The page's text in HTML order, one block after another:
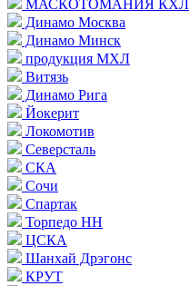
МАСКОТОМАНИЯ КХЛ
Динамо Москва
Динамо Минск
продукция МХЛ
Витязь
Динамо Рига
Йокерит
Локомотив
Северсталь
СКА
Сочи
Спартак
Торпедо НН
ЦСКА
Шанхай Дрэгонс
КРУТ